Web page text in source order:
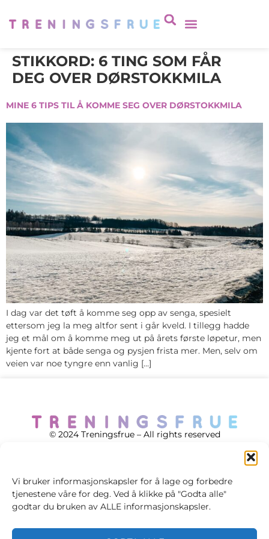
Vi bruker informasjonskapsler for å lage og forbedre
tjenestene våre for deg. Ved å klikke på "Godta alle"
godtar du bruken av ALLE informasjonskapsler.
STIKKORD: 6 TING SOM FÅR
DEG OVER DØRSTOKKMILA
MINE 6 TIPS TIL Å KOMME SEG OVER DØRSTOKKMILA
I dag var det tøft å komme seg opp av senga, spesielt
ettersom jeg la meg altfor sent i går kveld. I tillegg hadde
jeg et mål om å komme meg ut på årets første løpetur, men
kjente fort at både senga og pysjen frista mer. Men, selv om
veien var noe tyngre enn vanlig […]
© 2024 Treningsfrue – All rights reserved
Cookie policy